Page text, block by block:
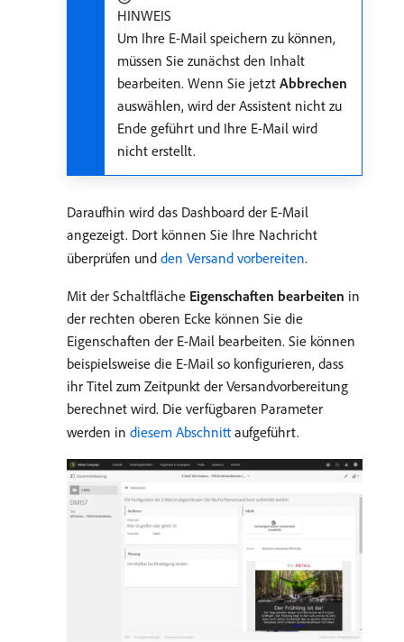
HINWEIS
Um Ihre E-Mail speichern zu können,
müssen Sie zunächst den Inhalt
bearbeiten. Wenn Sie jetzt Abbrechen
auswählen, wird der Assistent nicht zu
Ende geführt und Ihre E-Mail wird
nicht erstellt.
Daraufhin wird das Dashboard der E-Mail
angezeigt. Dort können Sie Ihre Nachricht
überprüfen und den Versand vorbereiten.
Mit der Schaltfläche Eigenschaften bearbeiten in
der rechten oberen Ecke können Sie die
Eigenschaften der E-Mail bearbeiten. Sie können
beispielsweise die E-Mail so konfigurieren, dass
ihr Titel zum Zeitpunkt der Versandvorbereitung
berechnet wird. Die verfügbaren Parameter
werden in diesem Abschnitt aufgeführt.